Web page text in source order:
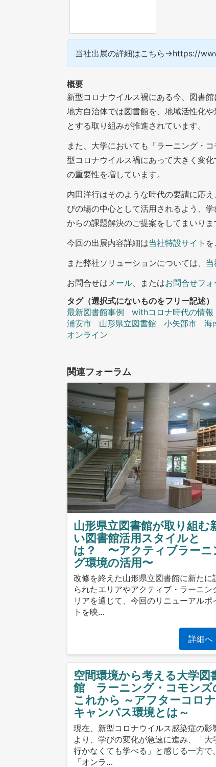
当社出展の詳細はこちら→https://
概要
新型コロナウイルス禍にある今、図書
地方自治体では図書館を、地域活性化
とする取り組みが推進されています。
また、大学においても「ラーニング・
型コロナウイルス禍にあって大きく変
の重要性を増しています。
内田洋行はそのような時代の要請に応
びの場の中心として活用されるよう、
からの課題解決のご提案をしてまいりま
今回の出展内容詳細は当社特設サイト を
また弊社ソリューションについては、 当
お問合せはメール、またはお問合せフ
タグ（選択式にないものをフリー記述）
最新図書館事例
withコロナ時代の情報
浦安市
山形県立図書館 小矢部市 海
オンライン
関連フォーラム
山形県立図書館が取り組む
い図書館活用スタイルと
は？ 〜アクティブラーニ
グ環境の活用〜
改修を終えた山形県立図書館に新たに
られたエリアやアクティブ・ラーニン
リアを通じて、今回のリニューアルポ
トを映…
詳細へ
空間環境から考える大学図
館 ラーニング・コモンズ
これから ～アフターコロ
キャンパス環境とは～
現在、新型コロナウイルス感染症の影
より、学びの変化が急速に進み、「大
行かなくても学べる」と感じる一方で、
「オンラ…